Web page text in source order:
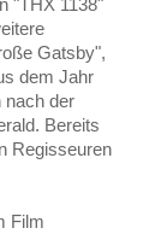
"THX 1138"
Gatsby",
dem Jahr
nach der
Bereits
Regisseuren
Film